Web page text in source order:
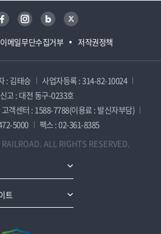
이메일무단수집거부 저작권정책
페이스북 인스타그램 블로그 트위터
: 김태승
사업자등록 : 314-82-10024
고 : 대전 동구-0233호
고객센터 : 1588-7788(이용료 : 발신자부담)
5000
팩스 : 02-361-8385
ALL RIGHTS RESERVED.
트